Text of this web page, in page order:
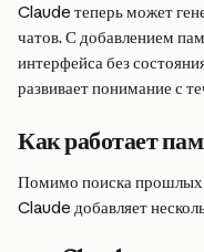
Claude теперь может
чатов. С добавлением
интерфейса без
развивает понимание с
Как работает
Помимо поиска прошлых
Claude добавляет